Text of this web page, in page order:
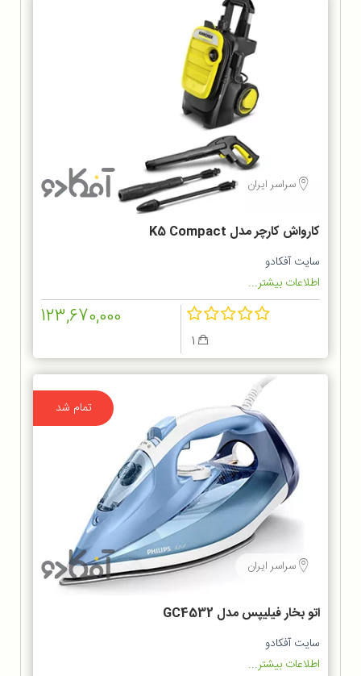
سراسر ایران
کارواش کارچر مدل K5 Compact
سایت آفکادو
اطلاعات بیشتر...
123,670,000
تمام شد
سراسر ایران
اتو بخار فیلیپس مدل GC4532
سایت آفکادو
اطلاعات بیشتر...